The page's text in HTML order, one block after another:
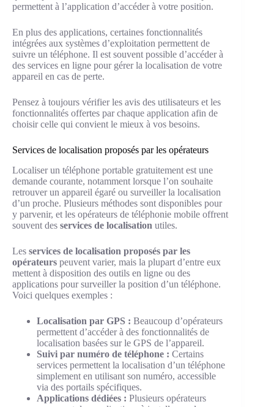
permettent à l’application d’accéder à votre position.
En plus des applications, certaines fonctionnalités
intégrées aux systèmes d’exploitation permettent de
suivre un téléphone. Il est souvent possible d’accéder à
des services en ligne pour gérer la localisation de votre
appareil en cas de perte.
Pensez à toujours vérifier les avis des utilisateurs et les
fonctionnalités offertes par chaque application afin de
choisir celle qui convient le mieux à vos besoins.
Services de localisation proposés par les opérateurs
Localiser un téléphone portable gratuitement est une
demande courante, notamment lorsque l’on souhaite
retrouver un appareil égaré ou surveiller la localisation
d’un proche. Plusieurs méthodes sont disponibles pour
y parvenir, et les opérateurs de téléphonie mobile offrent
souvent des services de localisation utiles.
Les services de localisation proposés par les
opérateurs peuvent varier, mais la plupart d’entre eux
mettent à disposition des outils en ligne ou des
applications pour surveiller la position d’un téléphone.
Voici quelques exemples :
Localisation par GPS : Beaucoup d’opérateurs
permettent d’accéder à des fonctionnalités de
localisation basées sur le GPS de l’appareil.
Suivi par numéro de téléphone : Certains
services permettent la localisation d’un téléphone
simplement en utilisant son numéro, accessible
via des portails spécifiques.
Applications dédiées : Plusieurs opérateurs